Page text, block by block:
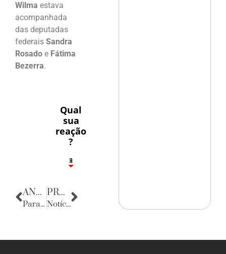
Wilma estava
acompanhada
das deputadas
federais Sandra
Rosado e Fátima
Bezerra.
Qual
sua
reação
?
3
1
2
9
ANTERIOR
Parabéns
PRÓXIMA
Notícias da Paraíba